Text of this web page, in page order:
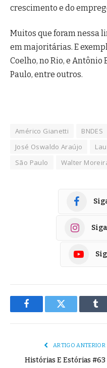
crescimento e do
Muitos que foram nessa
em majoritárias. E
Coelho, no Rio, e Antônio
Paulo, entre outros.
Américo Gianetti BNDES
José Oswaldo Araújo
São Paulo
Walter
FacebookTwitter
ARTIGO ANTERIOR
Histórias E Estórias #63